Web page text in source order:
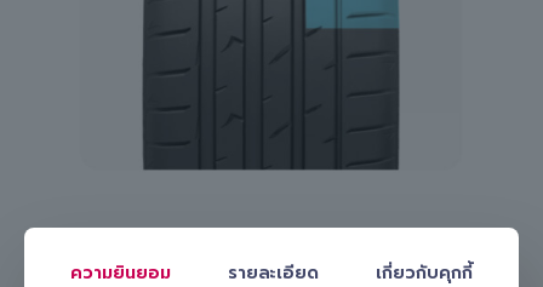
สนใจเปลี่ยนยางรถยนต์ Toyo Tire รุ่น Proxes Sport 2
ความยินยอม รายละเอียด เกี่ยวกับคุกกี้